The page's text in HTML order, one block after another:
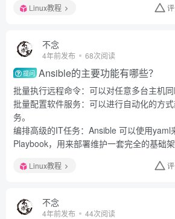
Linux教程
不念
4年前发布 68次阅读
提问 Ansible的主要功能有哪些？
批量执行远程命令：可以对任意多台主机同
批量配置软件服务：可以进行自动化的方
务。
编排高级的IT任务：Ansible 可以使用yaml
Playbook，用来部署维护一套完全的基础架
Linux教程
不念
4年前发布 44次阅读